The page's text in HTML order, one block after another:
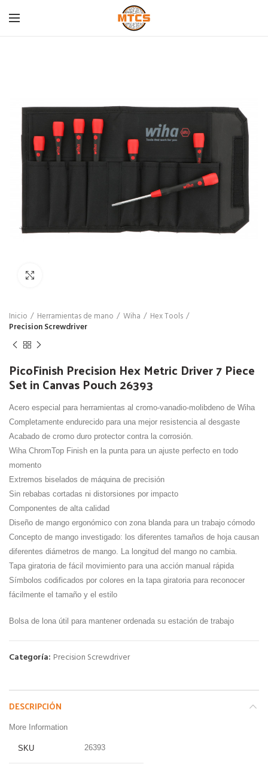
Inicio Herramientas de mano Wiha
Hex Tools
Precision Screwdriver
PicoFinish Precision Hex Metric Driver 7 Piece
Set in Canvas Pouch 26393
Acero especial para herramientas al cromo-vanadio-molibdeno de Wiha
Completamente endurecido para una mejor resistencia al desgaste
Acabado de cromo duro protector contra la corrosión.
Wiha ChromTop Finish en la punta para un ajuste perfecto en todo
momento
Extremos biselados de máquina de precisión
Sin rebabas cortadas ni distorsiones por impacto
Componentes de alta calidad
Diseño de mango ergonómico con zona blanda para un trabajo cómodo
Concepto de mango investigado: los diferentes tamaños de hoja causan
diferentes diámetros de mango. La longitud del mango no cambia.
Tapa giratoria de fácil movimiento para una acción manual rápida
Símbolos codificados por colores en la tapa giratoria para reconocer
fácilmente el tamaño y el estilo
Bolsa de lona útil para mantener ordenada su estación de trabajo
Categoría: Precision Screwdriver
DESCRIPCIÓN
More Information
SKU 26393